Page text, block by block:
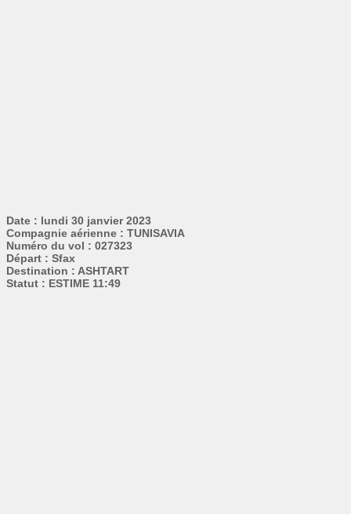
Date : lundi 30 janvier 2023
Compagnie aérienne : TUNISAVIA
Numéro du vol : 027323
Départ : Sfax
Destination : ASHTART
Statut : ESTIME 11:49